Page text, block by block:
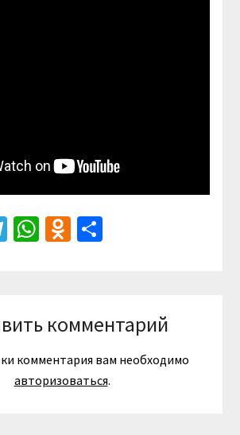
Telegram
WhatsApp
Odnoklassniki
Отправить
комментарий
комментария вам необходимо
авторизоваться.